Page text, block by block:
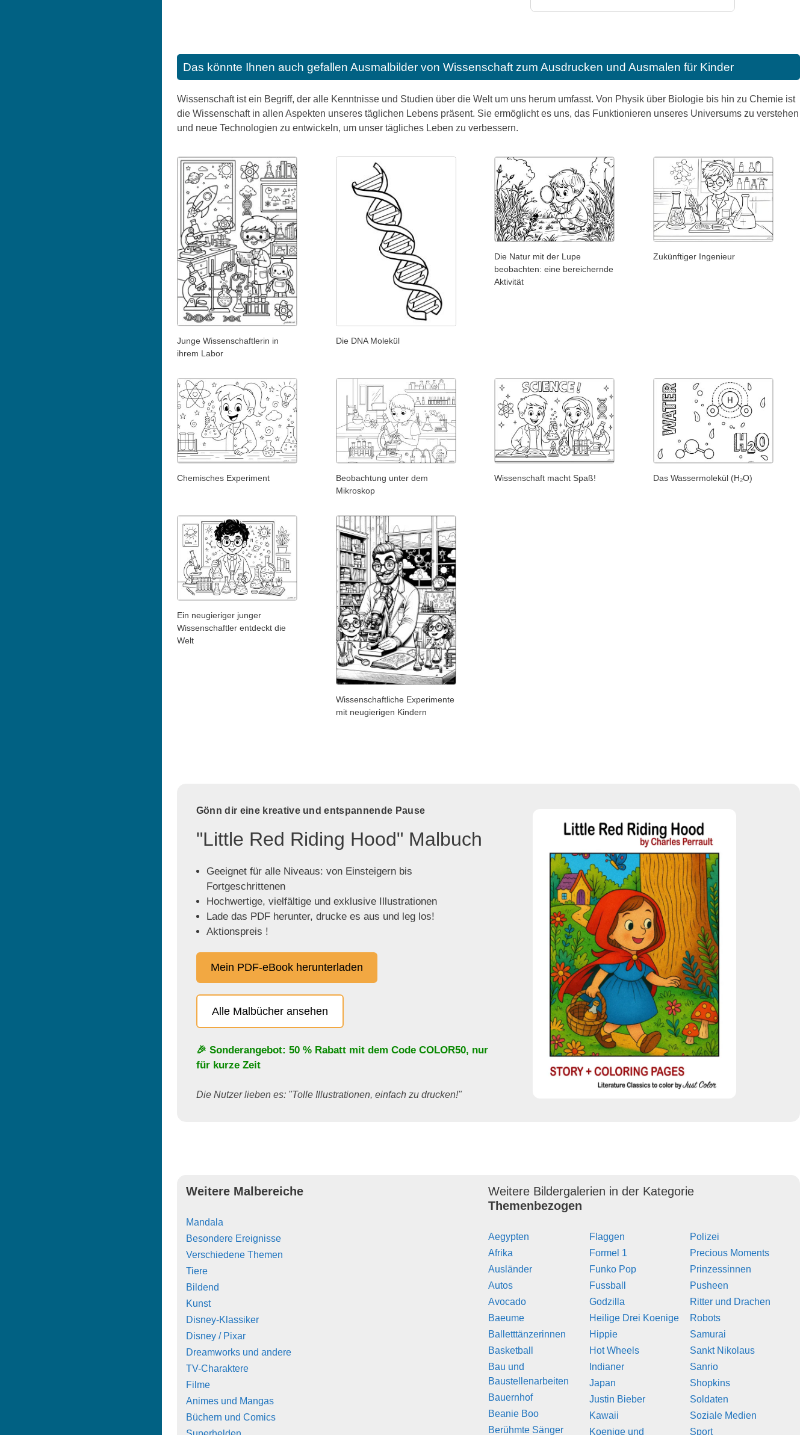
Das könnte Ihnen auch gefallen Ausmalbilder von Wissenschaft zum Ausdrucken und Ausmalen für Kinder
Wissenschaft ist ein Begriff, der alle Kenntnisse und Studien über die Welt um uns herum umfasst. Von Physik über Biologie bis hin zu Chemie ist
die Wissenschaft in allen Aspekten unseres täglichen Lebens präsent. Sie ermöglicht es uns, das Funktionieren unseres Universums zu verstehen
und neue Technologien zu entwickeln, um unser tägliches Leben zu verbessern.
Junge Wissenschaftlerin in
ihrem Labor
Die DNA Molekül
Die Natur mit der Lupe
beobachten: eine bereichernde
Aktivität
Zukünftiger Ingenieur
Chemisches Experiment
Beobachtung unter dem
Mikroskop
Wissenschaft macht Spaß! Das Wassermolekül (H₂O)
Ein neugieriger junger
Wissenschaftler entdeckt die
Welt
Wissenschaftliche Experimente
mit neugierigen Kindern
Gönn dir eine kreative und entspannende Pause
"Little Red Riding Hood" Malbuch
Geeignet für alle Niveaus: von Einsteigern bis
Fortgeschrittenen
Hochwertige, vielfältige und exklusive Illustrationen
Lade das PDF herunter, drucke es aus und leg los!
Aktionspreis !
Mein PDF-eBook herunterladen
Alle Malbücher ansehen
🎉 Sonderangebot: 50 % Rabatt mit dem Code COLOR50, nur
für kurze Zeit
Die Nutzer lieben es: "Tolle Illustrationen, einfach zu drucken!"
Weitere Malbereiche
Mandala
Besondere Ereignisse
Verschiedene Themen
Tiere
Bildend
Kunst
Disney-Klassiker
Disney / Pixar
Dreamworks und andere
TV-Charaktere
Filme
Animes und Mangas
Büchern und Comics
Weitere Bildergalerien in der Kategorie
Themenbezogen
Aegypten
Afrika
Ausländer
Autos
Avocado
Baeume
Balletttänzerinnen
Basketball
Bau und
Baustellenarbeiten
Bauernhof
Beanie Boo
Berühmte Sänger
Flaggen
Formel 1
Funko Pop
Fussball
Godzilla
Heilige Drei Koenige
Hippie
Hot Wheels
Indianer
Japan
Justin Bieber
Kawaii
Koenige und
Polizei
Precious Moments
Prinzessinnen
Pusheen
Ritter und Drachen
Robots
Samurai
Sankt Nikolaus
Sanrio
Shopkins
Soldaten
Soziale Medien
Sport